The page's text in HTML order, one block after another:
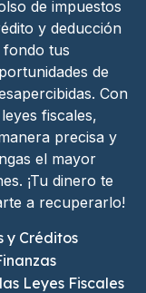
de impuestos
y deducción
fondo tus
de
Con
fiscales,
precisa y
el mayor
¡Tu dinero te
a recuperarlo!
y Créditos
Leyes Fiscales